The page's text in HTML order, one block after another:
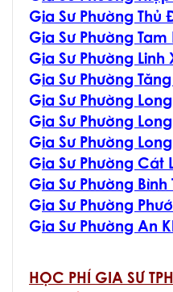
Gia Sư Phường Thủ
Gia Sư Phường Tam
Gia Sư Phường Linh
Gia Sư Phường
Gia Sư Phường
Gia Sư Phường
Gia Sư Phường
Gia Sư Phường Cát
Gia Sư Phường Bình
Gia Sư Phường
Gia Sư Phường An
HỌC PHÍ GIA SƯ